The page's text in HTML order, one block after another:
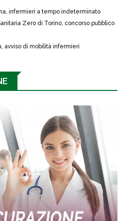
infermieri a tempo indeterminato
Zero di Torino, concorso pubblico
avviso di mobilità infermieri